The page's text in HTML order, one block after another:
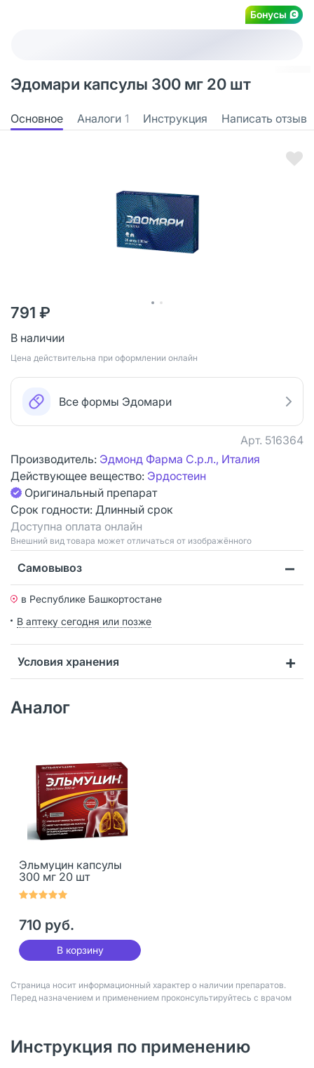
Бонусы
Эдомари капсулы 300 мг 20 шт
Основное Аналоги 1 Инструкция Написать отзыв
791 ₽
В наличии
Цена действительна при оформлении онлайн
Все формы Эдомари
Арт. 516364
Производитель: Эдмонд Фарма С.р.л., Италия
Действующее вещество: Эрдостеин
Оригинальный препарат
Срок годности: Длинный срок
Доступна оплата онлайн
Bнешний вид товара может отличаться от изображённого
Самовывоз
в Республике Башкортостане
В аптеку сегодня или позже
Условия хранения
Аналог
Эльмуцин капсулы
300 мг 20 шт
710 руб.
В корзину
Страница носит информационный характер о наличии препаратов.
Перед назначением и применением проконсультируйтесь с врачом
Инструкция по применению